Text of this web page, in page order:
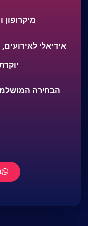
מיקרופון
אידיאלי
הבחירה